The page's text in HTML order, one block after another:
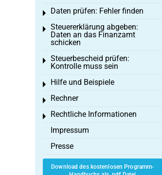
Daten prüfen: Fehler finden
Toggle menu
Steuererklärung abgeben:
Daten an das Finanzamt
schicken
Toggle menu
Steuerbescheid prüfen:
Kontrolle muss sein
Toggle menu
Hilfe und Beispiele
Toggle menu
Rechner
Toggle menu
Rechtliche Informationen
Toggle menu
Impressum
Presse
Download des kostenlosen Programm-